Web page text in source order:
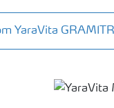
YaraVita